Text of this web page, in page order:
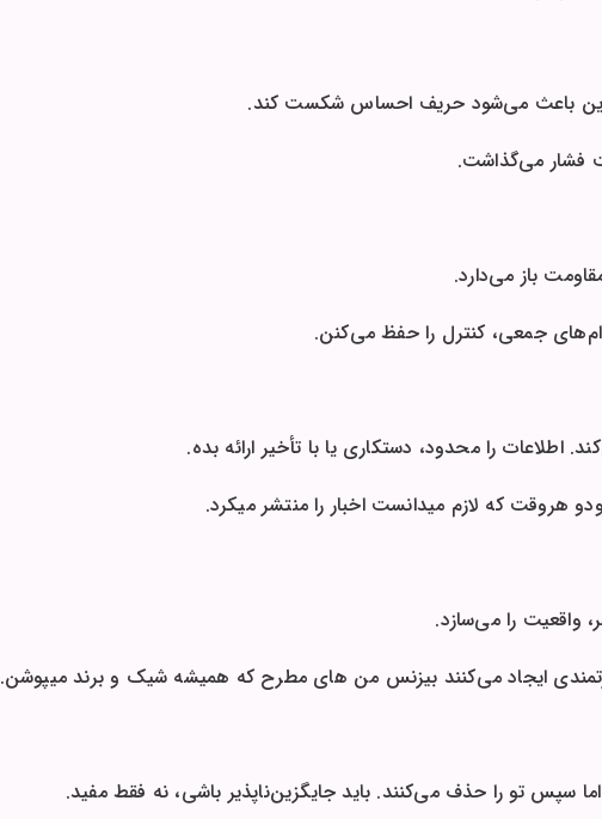
این باعث می‌شود حریف احساس شکست کند.
فشار می‌گذاشت.
باز می‌دارد.
جمعی، کنترل را حفظ می‌کنن.
اطلاعات را محدود، دستکاری یا با تأخیر ارائه بده.
هروقت که لازم میدانست اخبار را منتشر میکرد.
واقعیت را می‌سازد.
ایجاد می‌کنند بیزنس من های مطرح که همیشه شیک و برند میپوشن.
سپس تو را حذف می‌کنند. باید جایگزین‌ناپذیر باشی، نه فقط مفید.